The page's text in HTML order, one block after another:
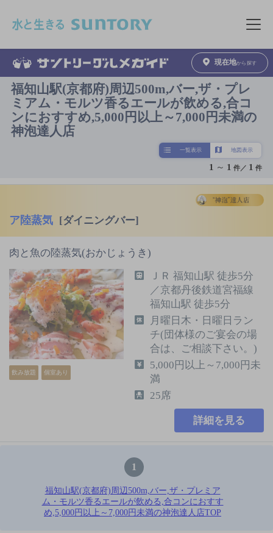
メニュ
現在地から探す
福知山駅(京都府)周辺500m,バー,ザ・プレ
ミアム・モルツ香るエールが飲める,合コ
ンにおすすめ,5,000円以上～7,000円未満の
神泡達人店
一覧表示 地図表示
1 ～ 1 件／ 1 件
ア陸蒸気 [ダイニングバー]
肉と魚の陸蒸気(おかじょうき)
飲み放題 個室あり
ＪＲ 福知山駅 徒歩5分
／京都丹後鉄道宮福線
福知山駅 徒歩5分
月曜日木・日曜日ラン
チ(団体様のご宴会の場
合は、ご相談下さい。)
5,000円以上～7,000円未
満
25席
詳細を見る
1
福知山駅(京都府)周辺500m,バー,ザ・プレミア
ム・モルツ香るエールが飲める,合コンにおすす
め,5,000円以上～7,000円未満の神泡達人店TOP